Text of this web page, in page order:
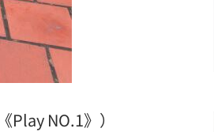
NO.1》）